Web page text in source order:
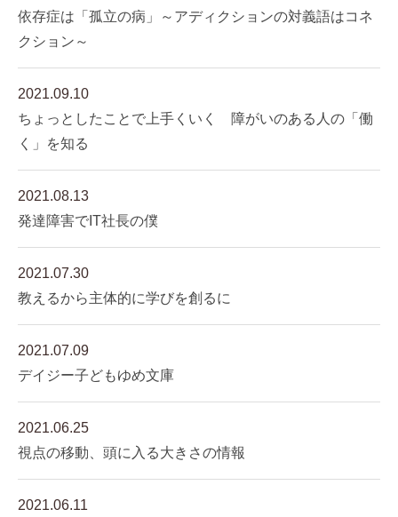
依存症は「孤立の病」～アディクションの対義語はコネ
クション～
2021.09.10
ちょっとしたことで上手くいく 障がいのある人の「働
く」を知る
2021.08.13
発達障害でIT社長の僕
2021.07.30
教えるから主体的に学びを創るに
2021.07.09
デイジー子どもゆめ文庫
2021.06.25
視点の移動、頭に入る大きさの情報
2021.06.11